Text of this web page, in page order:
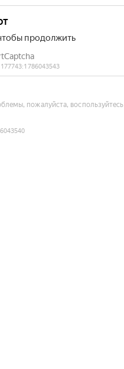
пожалуйста, воспользуйтесь